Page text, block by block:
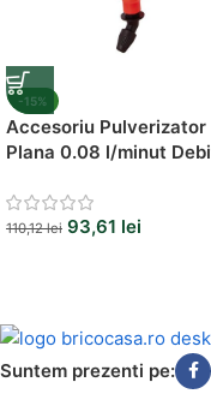
-15%
Accesoriu Pulverizator
Plana 0.08 l/minut
110,12lei 93,61 lei
Suntem prezenti pe: